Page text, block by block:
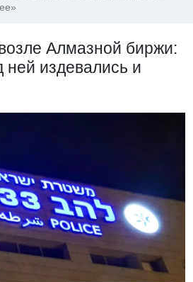
Алмазной биржи:
ней издевались и